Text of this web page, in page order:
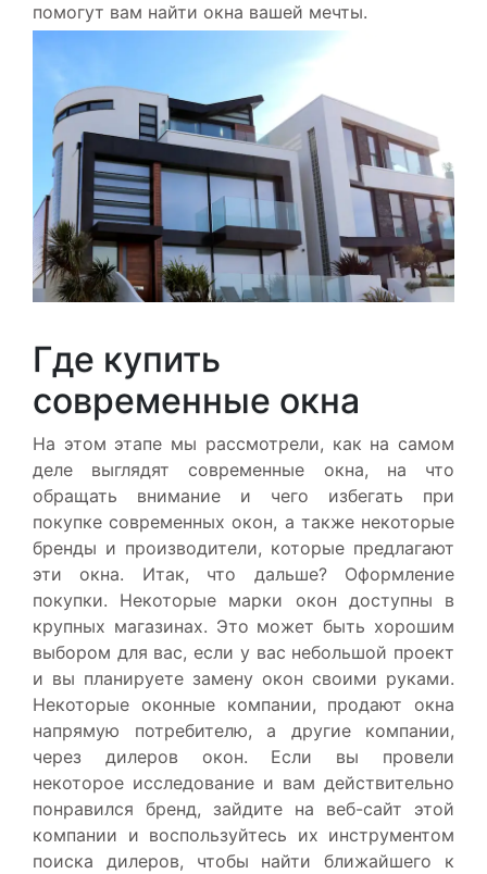
помогут вам найти окна вашей мечты.
Где купить
современные окна
На этом этапе мы рассмотрели, как на самом
деле выглядят современные окна, на что
обращать внимание и чего избегать при
покупке современных окон, а также некоторые
бренды и производители, которые предлагают
эти окна. Итак, что дальше? Оформление
покупки. Некоторые марки окон доступны в
крупных магазинах. Это может быть хорошим
выбором для вас, если у вас небольшой проект
и вы планируете замену окон своими руками.
Некоторые оконные компании, продают окна
напрямую потребителю, а другие компании,
через дилеров окон. Если вы провели
некоторое исследование и вам действительно
понравился бренд, зайдите на веб-сайт этой
компании и воспользуйтесь их инструментом
поиска дилеров, чтобы найти ближайшего к